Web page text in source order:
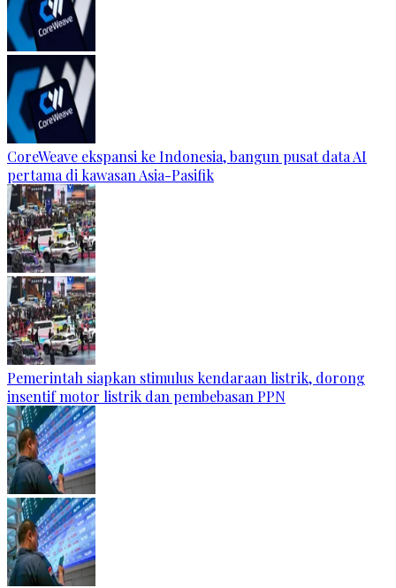
CoreWeave ekspansi ke Indonesia, bangun pusat data AI
pertama di kawasan Asia-Pasifik
Pemerintah siapkan stimulus kendaraan listrik, dorong
insentif motor listrik dan pembebasan PPN